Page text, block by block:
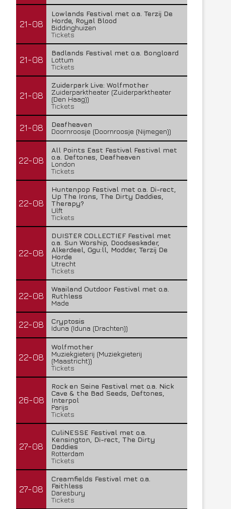
21-08
Lowlands Festival met o.a. Terzij De
Horde, Royal Blood
Biddinghuizen
Tickets
21-08
Badlands Festival met o.a. Bongloard
Lottum
Tickets
21-08
Zuiderpark Live: Wolfmother
Zuiderparktheater (Zuiderparktheater
(Den Haag))
Tickets
21-08
Deafheaven
Doornroosje (Doornroosje (Nijmegen))
22-08
All Points East Festival Festival met
o.a. Deftones, Deafheaven
London
Tickets
22-08
Huntenpop Festival met o.a. Di-rect,
Up The Irons, The Dirty Daddies,
Therapy?
Ulft
Tickets
22-08
DUISTER COLLECTIEF Festival met
o.a. Sun Worship, Doodseskader,
Alkerdeel, Ggu:ll, Modder, Terzij De
Horde
Utrecht
Tickets
22-08
Waailand Outdoor Festival met o.a.
Ruthless
Made
22-08
Cryptosis
Iduna (Iduna (Drachten))
22-08
Wolfmother
Muziekgieterij (Muziekgieterij
(Maastricht))
Tickets
26-08
Rock en Seine Festival met o.a. Nick
Cave & the Bad Seeds, Deftones,
Interpol
Parijs
Tickets
27-08
CuliNESSE Festival met o.a.
Kensington, Di-rect, The Dirty
Daddies
Rotterdam
Tickets
27-08
Creamfields Festival met o.a.
Faithless
Daresbury
Tickets